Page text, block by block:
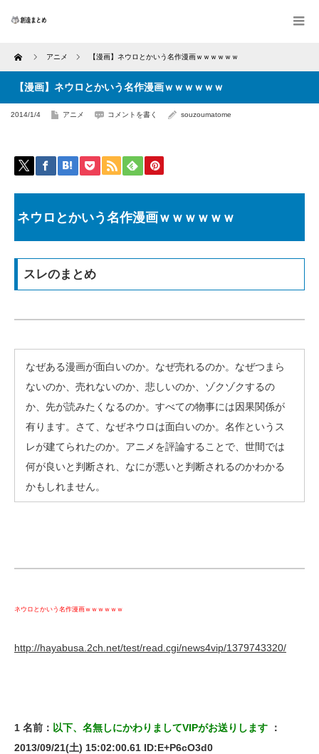
Home アニメ 【漫画】ネウロとかいう名作漫画ｗｗｗｗｗｗ
【漫画】ネウロとかいう名作漫画ｗｗｗｗｗｗ
2014/1/4 アニメ コメントを書く souzoumatome
ネウロとかいう名作漫画ｗｗｗｗｗｗ
スレのまとめ
なぜある漫画が面白いのか。なぜ売れるのか。なぜつまら
ないのか、売れないのか、悲しいのか、ゾクゾクするの
か、先が読みたくなるのか。すべての物事には因果関係が
有ります。さて、なぜネウロは面白いのか。名作というス
レが建てられたのか。アニメを評論することで、世間では
何が良いと判断され、なにが悪いと判断されるのかわかる
かもしれません。
ネウロとかいう名作漫画ｗｗｗｗｗｗ
http://hayabusa.2ch.net/test/read.cgi/news4vip/1379743320/
1 名前： 以下、名無しにかわりましてVIPがお送りします ：
2013/09/21(土) 15:02:00.61 ID:E+P6cO3d0